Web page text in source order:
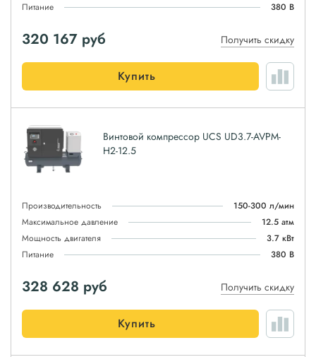
Питание
380 В
320 167 руб Получить скидку
Купить
Винтовой компрессор UCS UD3.7-AVPM-
H2-12.5
Производительность
150-300 л/мин
Максимальное давление
12.5 атм
Мощность двигателя
3.7 кВт
Питание
380 В
328 628 руб Получить скидку
Купить